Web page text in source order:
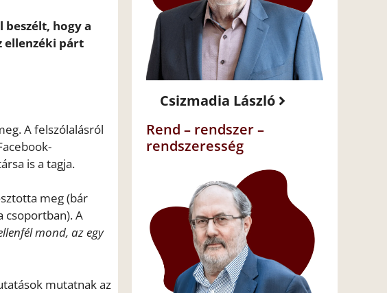
hogy a
ellenzéki párt
A felszólalásról
is a tagja.
meg (bár
csoportban). A
mond, az egy
mutatnak az
Csizmadia László
Rend – rendszer –
rendszeresség